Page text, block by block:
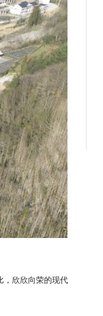
，欣欣向荣的现代